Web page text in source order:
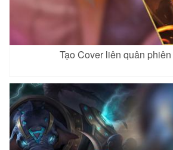
Tạo Cover liên quân